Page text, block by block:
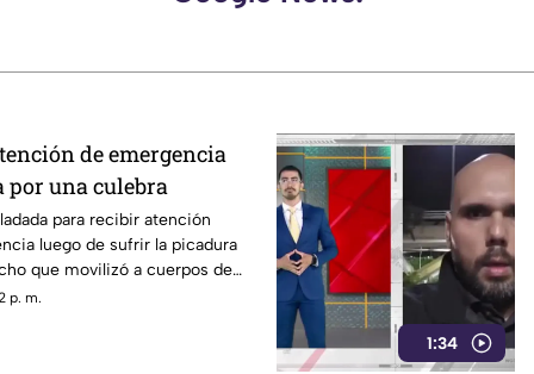
de emergencia
por una culebra
para recibir atención
luego de sufrir la picadura
que movilizó a cuerpos de
p. m.
1:34